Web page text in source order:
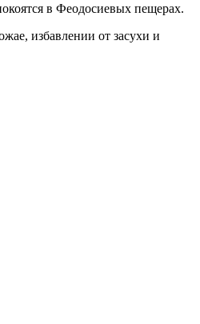
в Феодосиевых пещерах.
избавлении от засухи и